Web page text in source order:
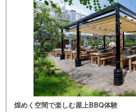
煌めく空間で楽しむ屋上BBQ体験